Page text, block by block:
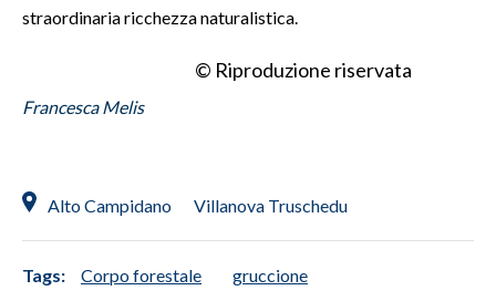
straordinaria ricchezza naturalistica.
© Riproduzione riservata
Francesca Melis
Alto Campidano Villanova Truschedu
Tags: Corpo forestale gruccione